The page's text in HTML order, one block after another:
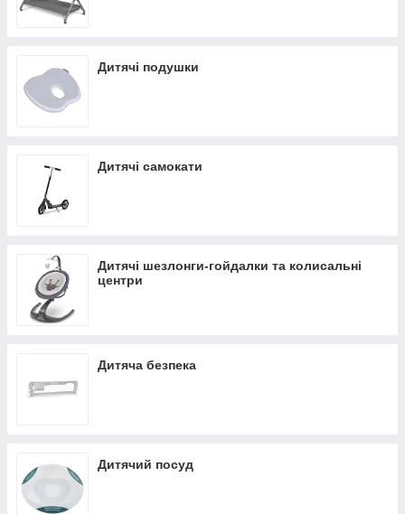
Дитячі подушки
Дитячі самокати
Дитячі шезлонги-гойдалки та колисальні
центри
Дитяча безпека
Дитячий посуд